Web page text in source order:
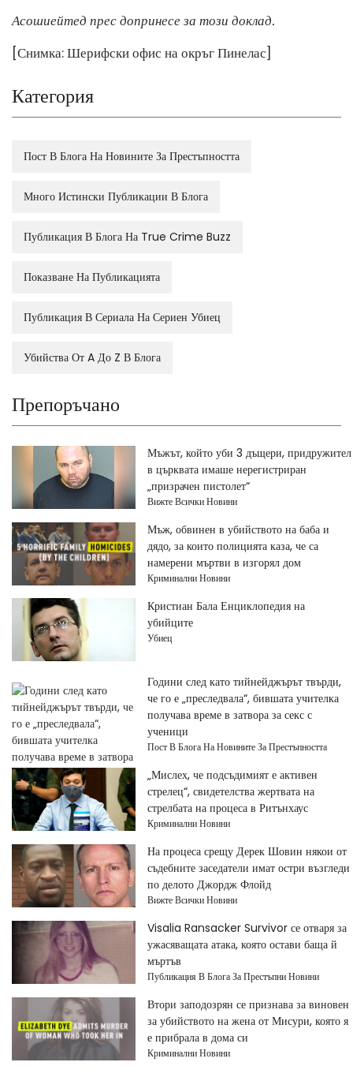
Асошиейтед прес допринесе за този доклад.
[Снимка: Шерифски офис на окръг Пинелас]
Категория
Пост В Блога На Новините За Престъпността
Много Истински Публикации В Блога
Публикация В Блога На True Crime Buzz
Показване На Публикацията
Публикация В Сериала На Сериен Убиец
Убийства От A До Z В Блога
Препоръчано
Мъжът, който уби 3 дъщери, придружител
в църквата имаше нерегистриран
„призрачен пистолет“
Вижте Всички Новини
Мъж, обвинен в убийството на баба и
дядо, за които полицията каза, че са
намерени мъртви в изгорял дом
Криминални Новини
Кристиан Бала Енциклопедия на
убийците
Убиец
Години след като тийнейджърът твърди,
че го е „преследвала“, бившата учителка
получава време в затвора за секс с
ученици
Пост В Блога На Новините За Престъпността
„Мислех, че подсъдимият е активен
стрелец“, свидетелства жертвата на
стрелбата на процеса в Ритънхаус
Криминални Новини
На процеса срещу Дерек Шовин някои от
съдебните заседатели имат остри възгледи
по делото Джордж Флойд
Вижте Всички Новини
Visalia Ransacker Survivor се отваря за
ужасяващата атака, която остави баща й
мъртъв
Публикация В Блога За Престъпни Новини
Втори заподозрян се признава за виновен
за убийството на жена от Мисури, която я
е прибрала в дома си
Криминални Новини